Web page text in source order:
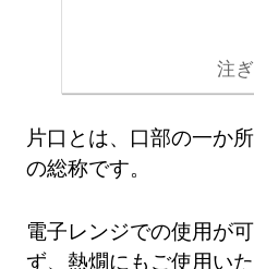
注
片口とは、口部の一か
の総称です。
電子レンジでの使用が
ず、熱燗にもご使用いた